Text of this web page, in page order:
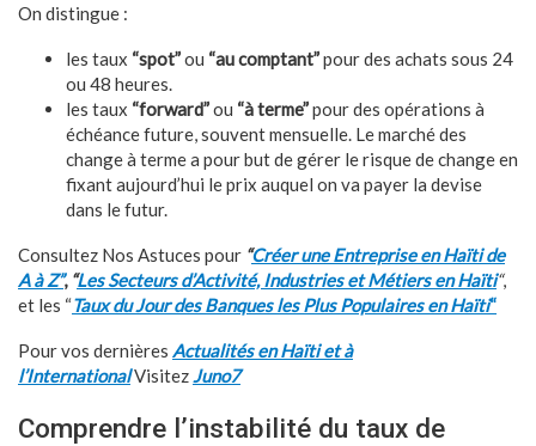
On distingue :
les taux “spot”ou “au comptant”pour des achats sous 24
ou 48 heures.
les taux “forward”ou “à terme”pour des opérations à
échéance future, souvent mensuelle. Le marché des
change à terme a pour but de gérer le risque de change en
fixant aujourd’hui le prix auquel on va payer la devise
dans le futur.
Consultez Nos Astuces pour “Créer une Entreprise en Haïti de
A à Z”, “Les Secteurs d’Activité, Industries et Métiers en Haïti“,
et les “Taux du Jour des Banques les Plus Populaires en Haïti“
Pour vos dernières Actualités en Haïti et à
l’InternationalVisitezJuno7
Comprendre l’instabilité du taux de